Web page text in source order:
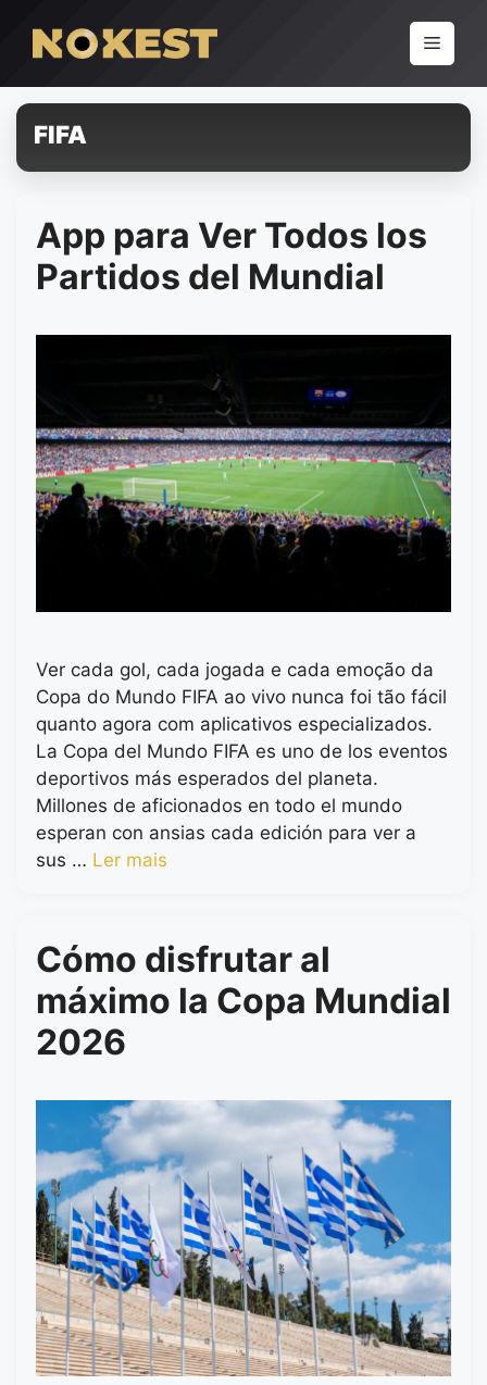
conteúdo
Menu
FIFA
App para Ver Todos los
Partidos del Mundial
Ver cada gol, cada jogada e cada emoção da
Copa do Mundo FIFA ao vivo nunca foi tão fácil
quanto agora com aplicativos especializados.
La Copa del Mundo FIFA es uno de los eventos
deportivos más esperados del planeta.
Millones de aficionados en todo el mundo
esperan con ansias cada edición para ver a
sus … Ler mais
Cómo disfrutar al
máximo la Copa Mundial
2026